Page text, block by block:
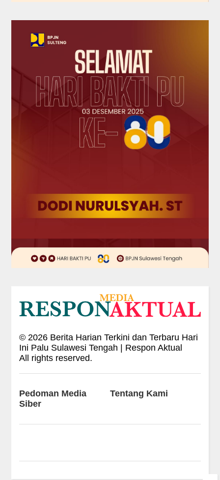
© 2026Berita Harian Terkini dan Terbaru Hari
Ini Palu Sulawesi Tengah | Respon Aktual
All rights reserved.
Pedoman Media
Siber
Tentang Kami